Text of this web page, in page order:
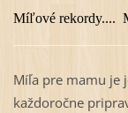
Míľové rekordy....
Míľa pre mamu je
každoročne